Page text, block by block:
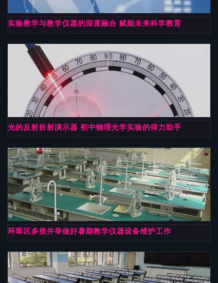
实验教学与教学仪器的深度融合 赋能未来科学教育
光的反射折射演示器 初中物理光学实验的得力助手
环翠区多措并举做好暑期教学仪器设备维护工作